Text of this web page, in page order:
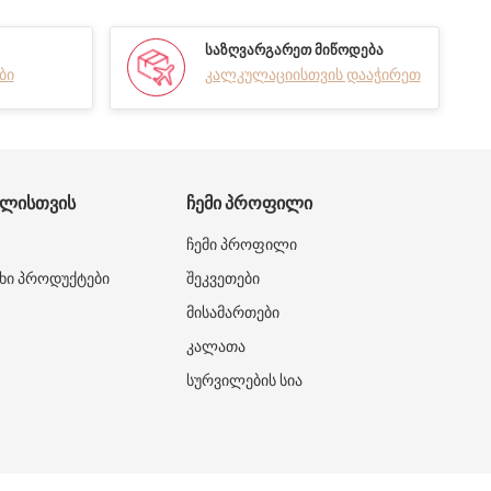
ᲡᲐᲖᲦᲕᲐᲠᲒᲐᲠᲔᲗ ᲛᲘᲬᲝᲓᲔᲑᲐ
კალკულაციისთვის დააჭირეთ
პროდუქტები
ᲩᲔᲛᲘ ᲞᲠᲝᲤᲘᲚᲘ
ჩემი პროფილი
შეკვეთები
მისამართები
კალათა
სურვილების სია